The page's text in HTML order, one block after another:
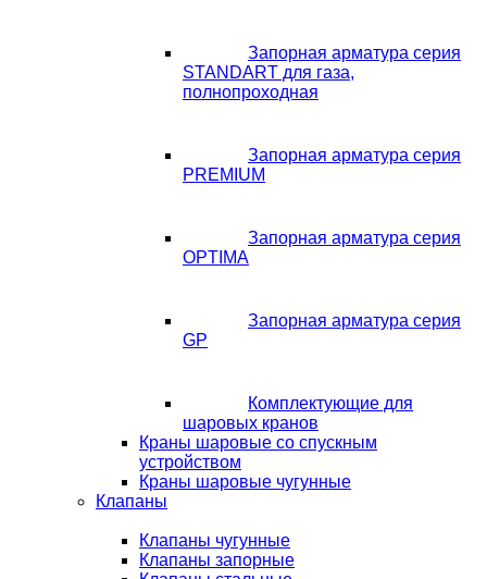
Запорная арматура серия
STANDART для газа,
полнопроходная
Запорная арматура серия
PREMIUM
Запорная арматура серия
OPTIMA
Запорная арматура серия
GP
Комплектующие для
шаровых кранов
Краны шаровые со спускным
устройством
Краны шаровые чугунные
Клапаны
Клапаны чугунные
Клапаны запорные